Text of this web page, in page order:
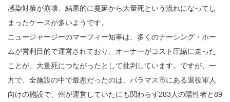
感染対策が崩壊、結果的に蔓延から大量死という流れになってし
まったケースが多いようです。
ニュージャージーのマーフィー知事は、多くのナーシング・ホー
ムが営利目的で運営されており、オーナーがコスト圧縮に走った
ことが、大量死につながったとして批判しています。ですが、一
方で、全施設の中で最悪だったのは、パラマス市にある退役軍人
向けの施設で、州が運営していたにも関わらず283人の陽性者と89